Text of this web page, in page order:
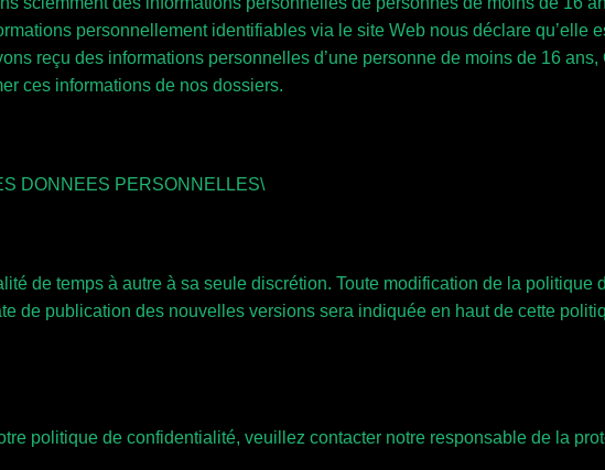
personnellement identifiables via le site Web nous déclare qu’elle
reçu des informations personnelles d’une personne de moins de 16 ans,
ces informations de nos dossiers.
DONNEES PERSONNELLES\
de temps à autre à sa seule discrétion. Toute modification de la politique
de publication des nouvelles versions sera indiquée en haut de cette
politique de confidentialité, veuillez contacter notre responsable de la